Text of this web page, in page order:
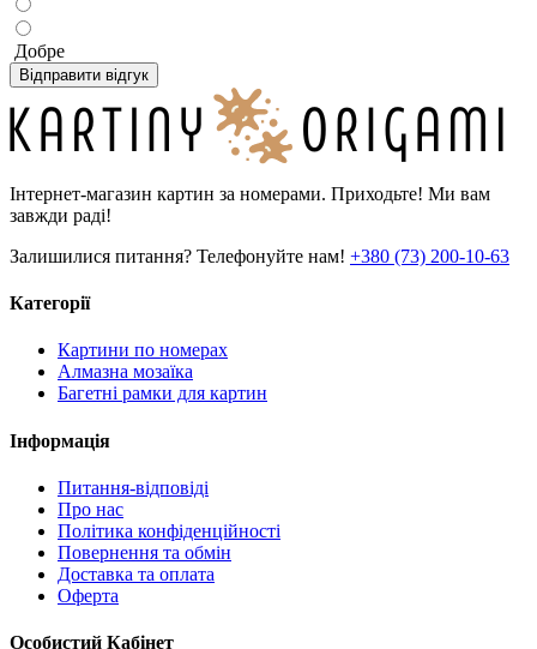
Добре
Відправити відгук
Інтернет-магазин картин за номерами. Приходьте! Ми вам
завжди раді!
Залишилися питання? Телефонуйте нам! +380 (73) 200-10-63
Категорії
Картини по номерах
Алмазна мозаїка
Багетні рамки для картин
Інформація
Питання-відповіді
Про нас
Політика конфіденційності
Повернення та обмін
Доставка та оплата
Оферта
Особистий Кабінет